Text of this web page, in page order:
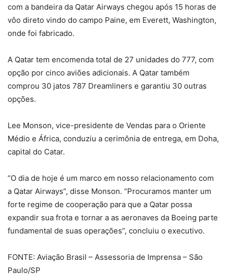
com a bandeira da Qatar Airways chegou após 15 horas de
vôo direto vindo do campo Paine, em Everett, Washington,
onde foi fabricado.
A Qatar tem encomenda total de 27 unidades do 777, com
opção por cinco aviões adicionais. A Qatar também
comprou 30 jatos 787 Dreamliners e garantiu 30 outras
opções.
Lee Monson, vice-presidente de Vendas para o Oriente
Médio e África, conduziu a cerimônia de entrega, em Doha,
capital do Catar.
“O dia de hoje é um marco em nosso relacionamento com
a Qatar Airways”, disse Monson. “Procuramos manter um
forte regime de cooperação para que a Qatar possa
expandir sua frota e tornar a as aeronaves da Boeing parte
fundamental de suas operações”, concluiu o executivo.
FONTE: Aviação Brasil – Assessoria de Imprensa – São
Paulo/SP